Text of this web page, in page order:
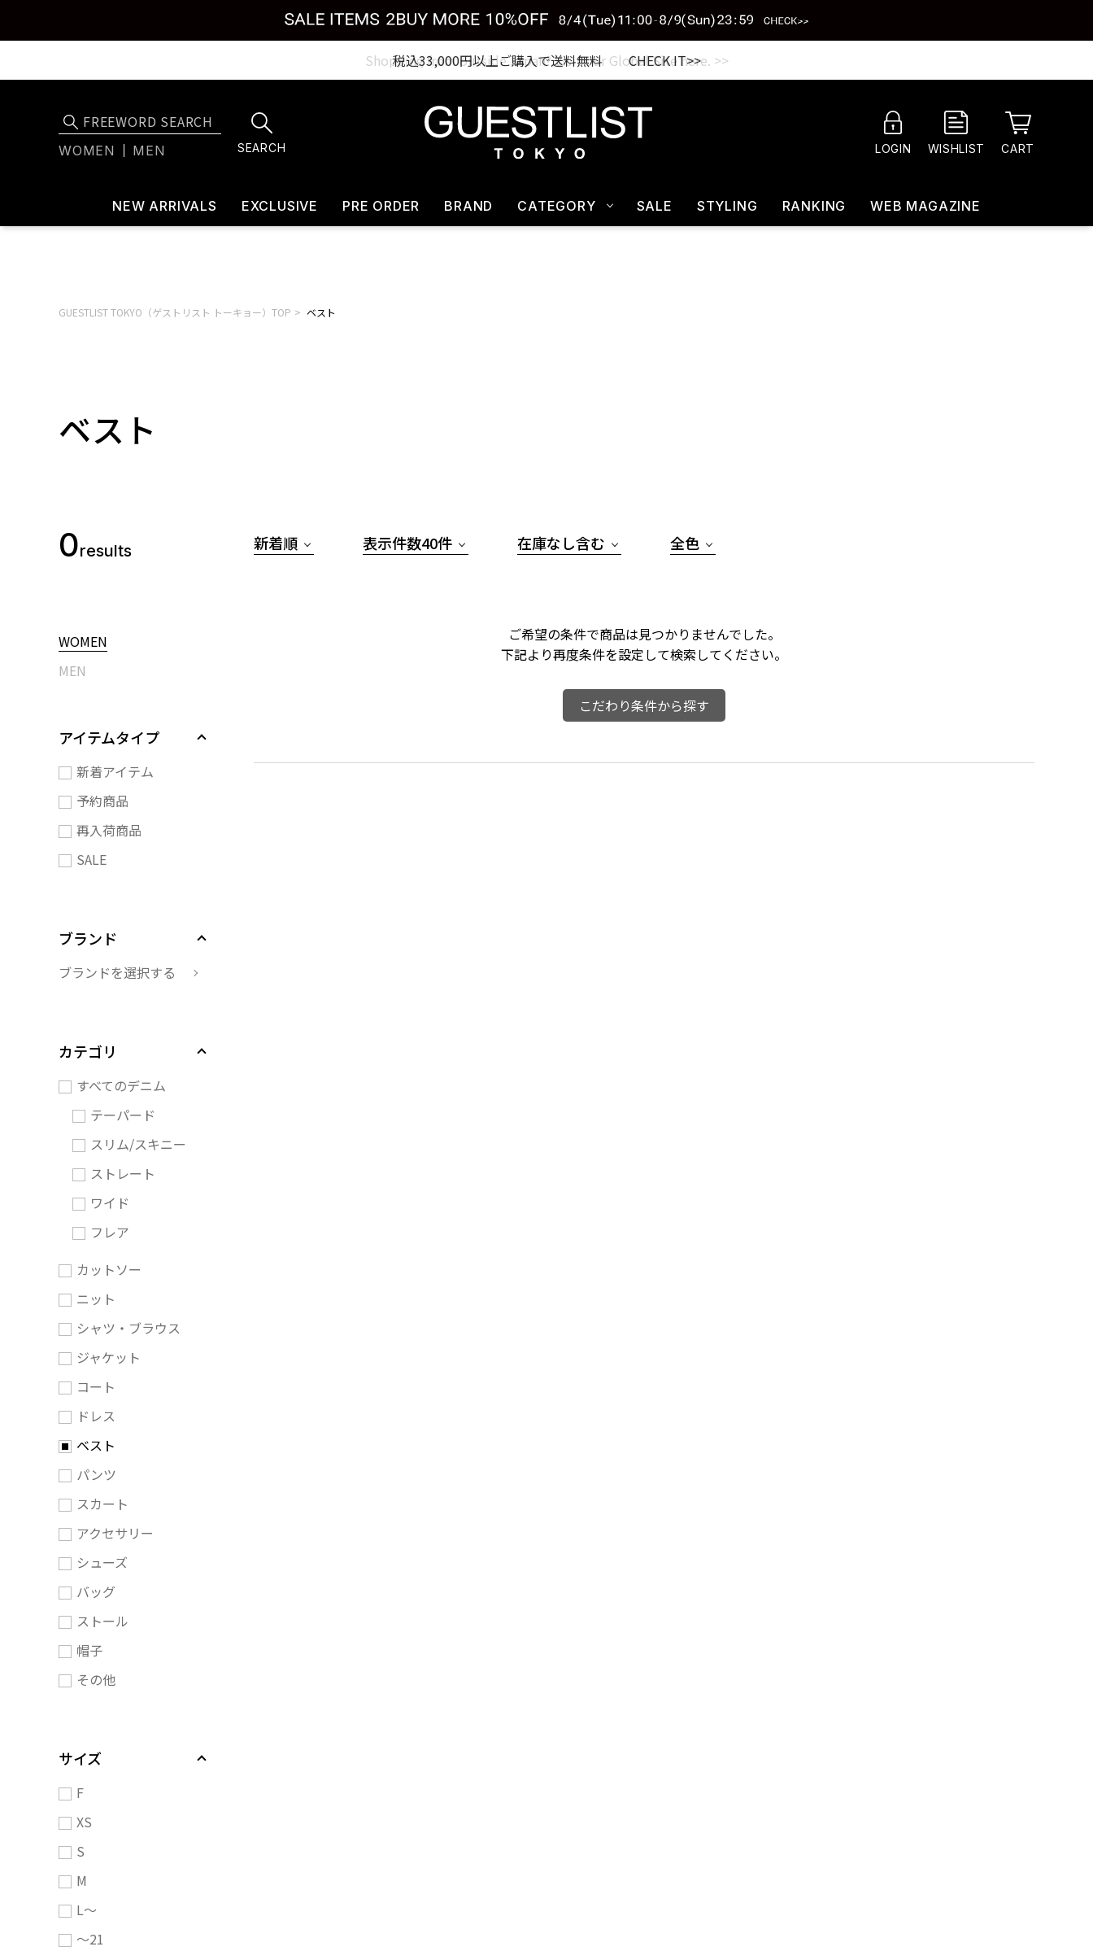
税込33,000円以上ご購入で送料無料 CHECK IT>>
WOMEN MEN SEARCH LOGIN WISHLIST CART
NEW ARRIVALS EXCLUSIVE PRE ORDER BRAND CATEGORY SALE STYLING RANKING WEB MAGAZINE
GUESTLIST TOKYO（ゲストリスト トーキョー）TOP ベスト
ベスト
0results
WOMEN
MEN
アイテムタイプ
新着アイテム
予約商品
再入荷商品
SALE
ブランド
ブランドを選択する
カテゴリ
すべてのデニム
テーパード
スリム/スキニー
ストレート
ワイド
フレア
カットソー
ニット
シャツ・ブラウス
ジャケット
コート
ドレス
ベスト
パンツ
スカート
アクセサリー
シューズ
バッグ
ストール
帽子
その他
サイズ
F
XS
S
M
L～
～21
新着順 表示件数40件 在庫なし含む 全色
ご希望の条件で商品は見つかりませんでした。
下記より再度条件を設定して検索してください。
こだわり条件から探す